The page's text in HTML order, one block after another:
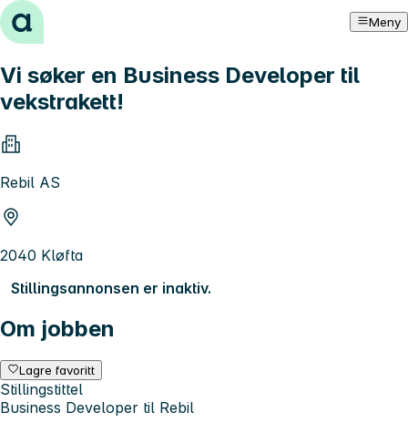
Hopp til innhold Meny
Vi søker en Business Developer til
vekstrakett!
Rebil AS
2040 Kløfta
Stillingsannonsen er inaktiv.
Om jobben
Lagre favoritt
Stillingstittel
Business Developer til Rebil